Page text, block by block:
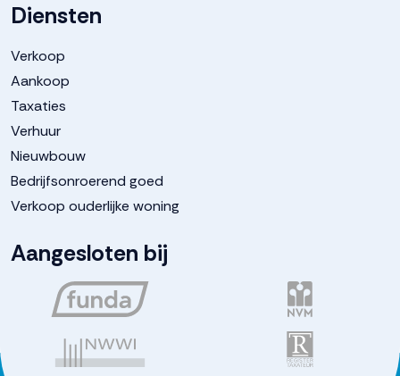
Diensten
Verkoop
Aankoop
Taxaties
Verhuur
Nieuwbouw
Bedrijfsonroerend goed
Verkoop ouderlijke woning
Aangesloten bij